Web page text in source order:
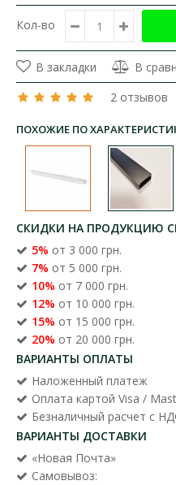
Кол-во
В закладки
В
2 отзывов
ПОХОЖИЕ ПО
СКИДКИ НА ПРОДУКЦИЮ
5% от 3 000 грн.
7% от 5 000 грн.
10% от 7 000 грн.
12% от 10 000 грн.
15% от 15 000 грн.
20% от 20 000 грн.
ВАРИАНТЫ ОПЛАТЫ
Наложенный платеж
Оплата картой Visa /
Безналичный расчет с
ВАРИАНТЫ ДОСТАВКИ
«Новая Почта»
Самовывоз: